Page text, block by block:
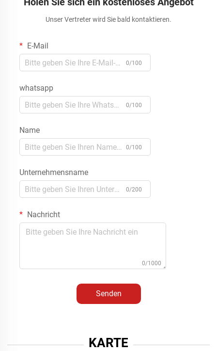
Unser Vertreter wird Sie bald kontaktieren.
E-Mail
0/100
whatsapp
0/100
Name
0/100
Unternehmensname
0/200
Nachricht
0/1000
Senden
KARTE